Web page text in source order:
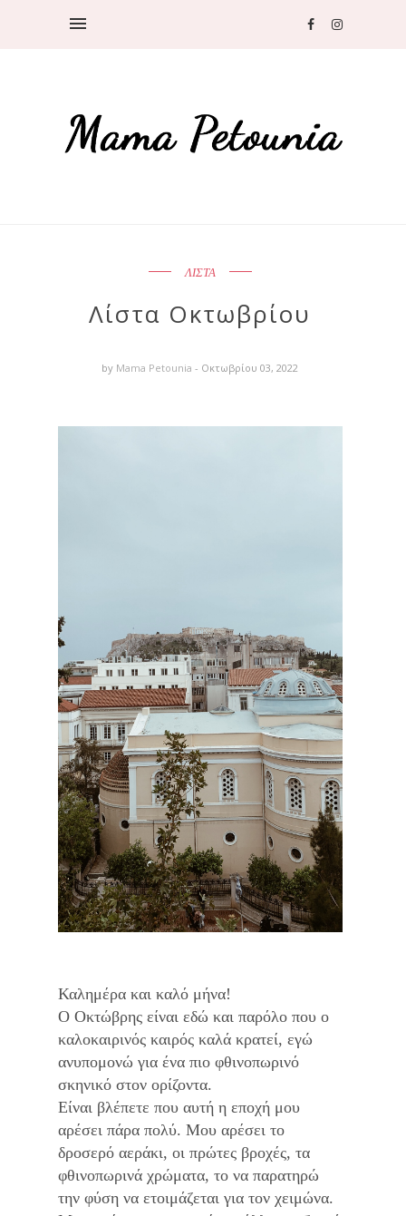
ΛΙΣΤΑ
Λίστα Οκτωβρίου
by Mama Petounia- Οκτωβρίου 03, 2022
Καλημέρα και καλό μήνα!
Ο Οκτώβρης είναι εδώ και παρόλο που ο
καλοκαιρινός καιρός καλά κρατεί, εγώ
ανυπομονώ για ένα πιο φθινοπωρινό
σκηνικό στον ορίζοντα.
Είναι βλέπετε που αυτή η εποχή μου
αρέσει πάρα πολύ. Μου αρέσει το
δροσερό αεράκι, οι πρώτες βροχές, τα
φθινοπωρινά χρώματα, το να παρατηρώ
την φύση να ετοιμάζεται για τον χειμώνα.